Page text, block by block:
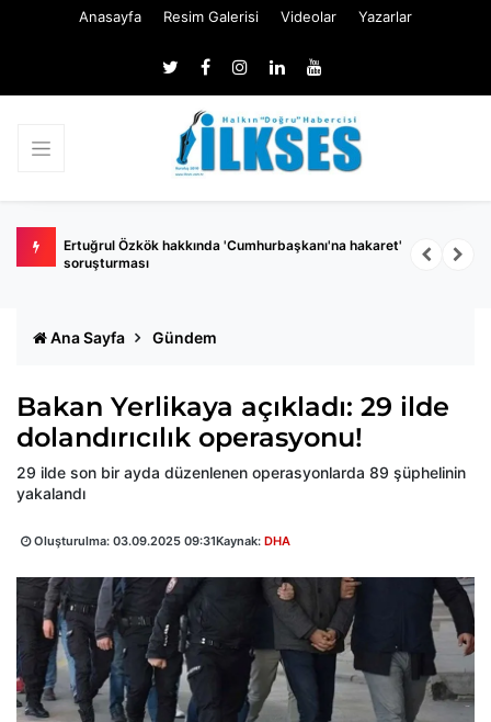
Anasayfa Resim Galerisi Videolar Yazarlar
belli
Ertuğrul Özkök hakkında 'Cumhurbaşkanı'na hakaret'
soruşturması
Ana Sayfa Gündem
Bakan Yerlikaya açıkladı: 29 ilde
dolandırıcılık operasyonu!
29 ilde son bir ayda düzenlenen operasyonlarda 89 şüphelinin
yakalandı
Oluşturulma: 03.09.2025 09:31Kaynak: DHA